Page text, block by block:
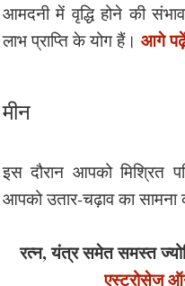
आमदनी में वृद्धि होने की
लाभ प्राप्ति के योग हैं। आगे
मीन
इस दौरान आपको मिश्रित
आपको उतार-चढ़ाव का
रत्न, यंत्र समेत समस्त
एस्ट्रोसेज